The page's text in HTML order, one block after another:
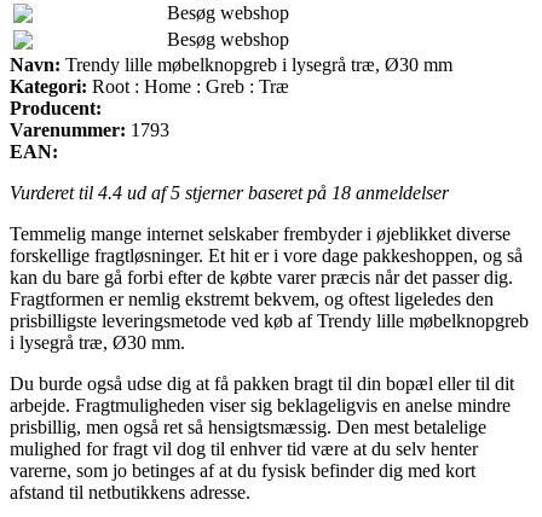
Besøg webshop
Besøg webshop
Navn: Trendy lille møbelknopgreb i lysegrå træ, Ø30 mm
Kategori: Root : Home : Greb : Træ
Producent:
Varenummer: 1793
EAN:
Vurderet til 4.4 ud af 5 stjerner baseret på 18 anmeldelser
Temmelig mange internet selskaber frembyder i øjeblikket diverse
forskellige fragtløsninger. Et hit er i vore dage pakkeshoppen, og så
kan du bare gå forbi efter de købte varer præcis når det passer dig.
Fragtformen er nemlig ekstremt bekvem, og oftest ligeledes den
prisbilligste leveringsmetode ved køb af Trendy lille møbelknopgreb
i lysegrå træ, Ø30 mm.
Du burde også udse dig at få pakken bragt til din bopæl eller til dit
arbejde. Fragtmuligheden viser sig beklageligvis en anelse mindre
prisbillig, men også ret så hensigtsmæssig. Den mest betalelige
mulighed for fragt vil dog til enhver tid være at du selv henter
varerne, som jo betinges af at du fysisk befinder dig med kort
afstand til netbutikkens adresse.